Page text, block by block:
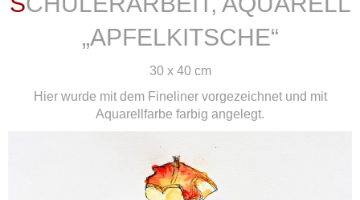
„APFELKITSCHE“
30 x 40 cm
Hier wurde mit dem Fineliner vorgezeichnet und mit
Aquarellfarbe farbig angelegt.